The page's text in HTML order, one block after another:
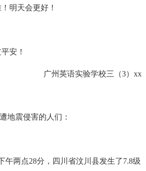
明天会更好！
安！
广州英语实验学校三（3）xx
地震侵害的人们：
午两点28分，四川省汶川县发生了7.8级